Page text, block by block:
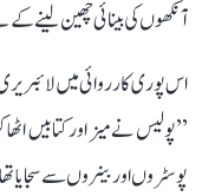
آنکھوں کی بینائی چھین لینے
اس پوری کارروائی میں
’’پولیس نے میز اور کتابیں
پوسٹروں اور بینروں سے سجایا